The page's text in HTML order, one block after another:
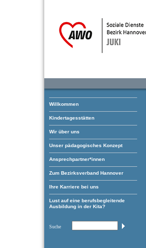
Willkommen
Kindertagesstätten
Wir über uns
Unser pädagogisches Konzept
Ansprechpartner*innen
Zum Bezirksverband Hannover
Ihre Karriere bei uns
Lust auf eine berufsbegleitende
Ausbildung in der Kita?
Suche